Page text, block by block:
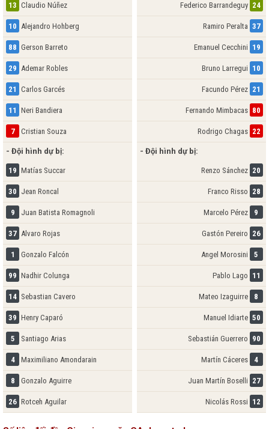
13 Claudio Núñez
10 Alejandro Hohberg
88 Gerson Barreto
29 Ademar Robles
21 Carlos Garcés
11 Neri Bandiera
7 Cristian Souza
- Đội hình dự bị:
19 Matías Succar
30 Jean Roncal
9 Juan Batista Romagnoli
37 Alvaro Rojas
1 Gonzalo Falcón
99 Nadhir Colunga
14 Sebastian Cavero
39 Henry Caparó
5 Santiago Arias
4 Maximiliano Amondarain
8 Gonzalo Aguirre
26 Rotceh Aguilar
24
Federico Barrandeguy
37
Ramiro Peralta
19
Emanuel Cecchini
10
Bruno Larregui
21
Facundo Pérez
80
Fernando Mimbacas
22
Rodrigo Chagas
- Đội hình dự bị:
20
Renzo Sánchez
28
Franco Risso
9
Marcelo Pérez
26
Gastón Pereiro
5
Angel Morosini
11
Pablo Lago
8
Mateo Izaguirre
50
Manuel Idiarte
90
Sebastián Guerrero
4
Martín Cáceres
27
Juan Martín Boselli
12
Nicolás Rossi